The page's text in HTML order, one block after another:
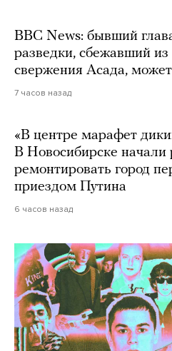
BBC News: бывший
разведки, сбежавший из
свержения Асада,
7 часов назад
«В центре марафет
В Новосибирске начали
ремонтировать город
приездом Путина
6 часов назад